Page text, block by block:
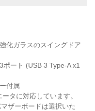
化ガラスのスイングドア
ポート (USB 3 Type-A x1
付属
タに対応しています。
ザーボードは選択いた